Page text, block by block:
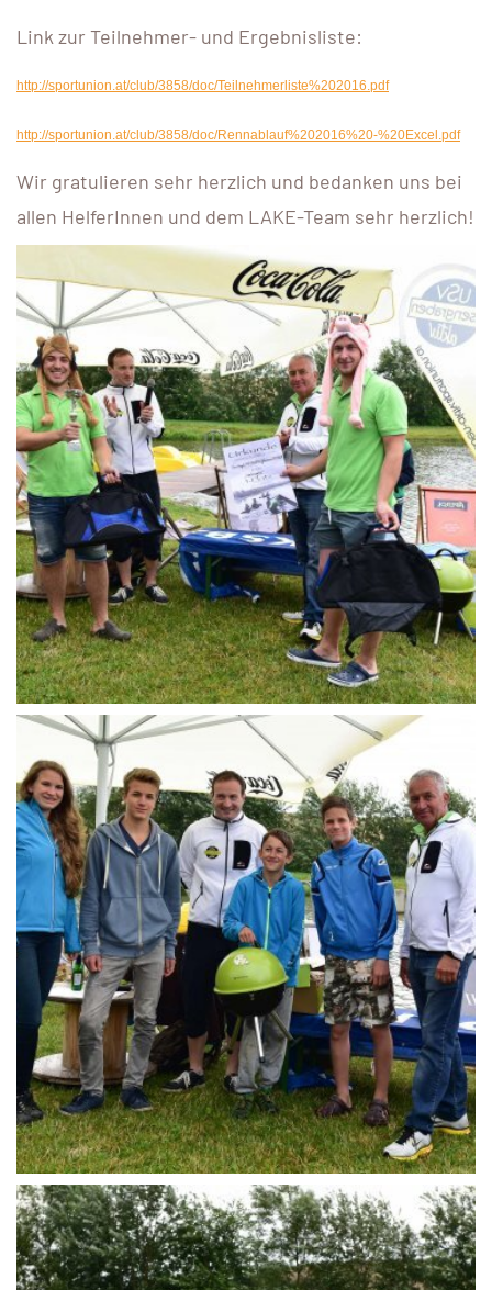
Link zur Teilnehmer- und Ergebnisliste:
http://sportunion.at/club/3858/doc/Teilnehmerliste%202016.pdf
http://sportunion.at/club/3858/doc/Rennablauf%202016%20-%20Excel.pdf
Wir gratulieren sehr herzlich und bedanken uns bei
allen HelferInnen und dem LAKE-Team sehr herzlich!